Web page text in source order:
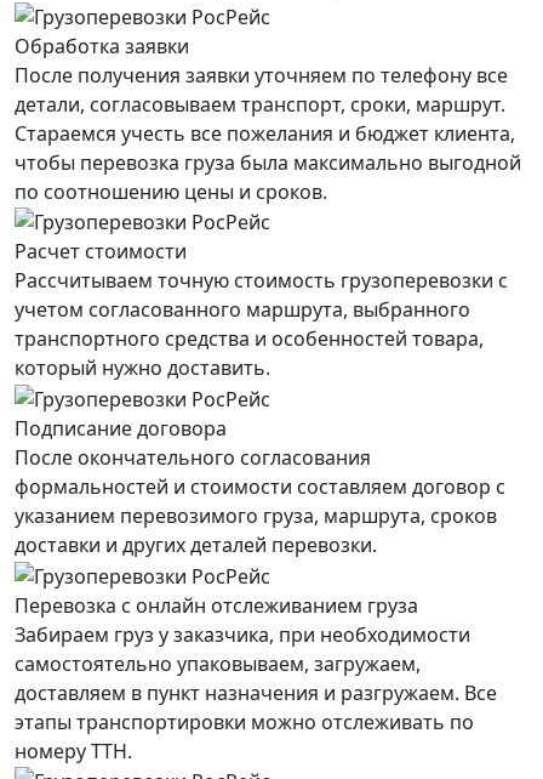
Обработка заявки
После получения заявки уточняем по телефону все
детали, согласовываем транспорт, сроки, маршрут.
Стараемся учесть все пожелания и бюджет клиента,
чтобы перевозка груза была максимально выгодной
по соотношению цены и сроков.
Расчет стоимости
Рассчитываем точную стоимость грузоперевозки с
учетом согласованного маршрута, выбранного
транспортного средства и особенностей товара,
который нужно доставить.
Подписание договора
После окончательного согласования
формальностей и стоимости составляем договор с
указанием перевозимого груза, маршрута, сроков
доставки и других деталей перевозки.
Перевозка с онлайн отслеживанием груза
Забираем груз у заказчика, при необходимости
самостоятельно упаковываем, загружаем,
доставляем в пункт назначения и разгружаем. Все
этапы транспортировки можно отслеживать по
номеру ТТН.